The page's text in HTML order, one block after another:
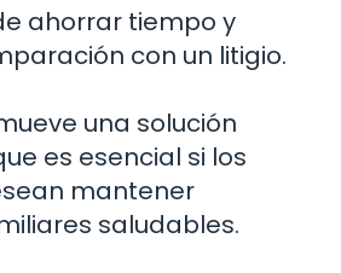
ahorrar tiempo y
con un litigio.
una solución
es esencial si los
mantener
saludables.